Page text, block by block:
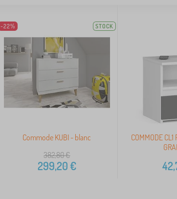
-22% STOCK
Commode KUBI - blanc
382,80€
299,20€
COMMODE